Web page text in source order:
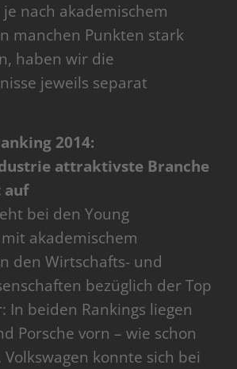
nach akademischem
manchen Punkten stark
haben wir die
jeweils separat
2014:
attraktivste Branche
auf
bei den Young
akademischem
den Wirtschafts- und
bezüglich der Top
In beiden Rankings liegen
Porsche vorn – wie schon
Volkswagen konnte sich bei